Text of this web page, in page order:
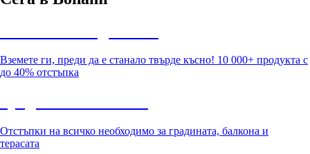
Вземете ги, преди да е станало твърде късно! 10 000+ продукта с
до 40% отстъпка
Отстъпки на всичко необходимо за градината, балкона и
терасата